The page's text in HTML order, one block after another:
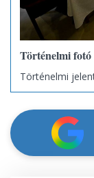
Történelmi
Történelmi